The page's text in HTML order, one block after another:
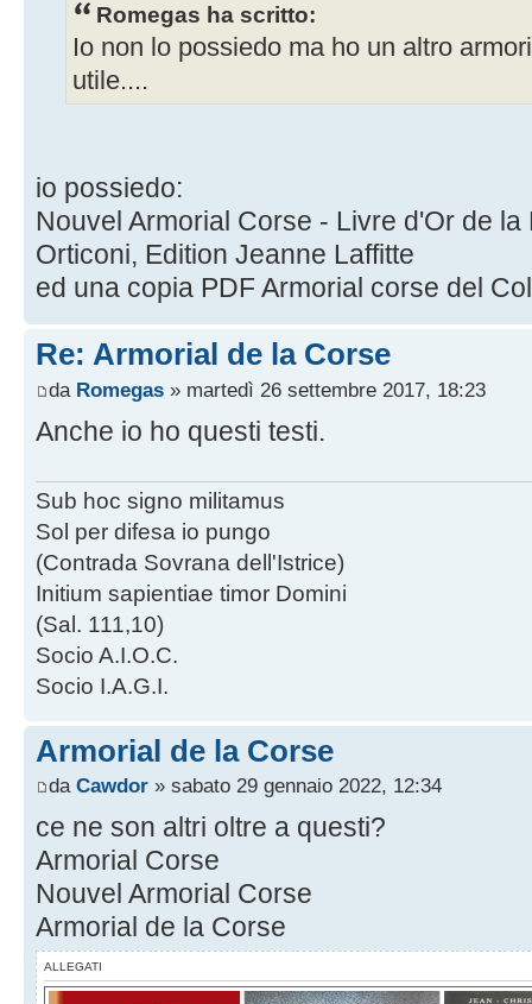
Romegas ha scritto:
Io non lo possiedo ma ho un altro
utile....
io possiedo:
Nouvel Armorial Corse - Livre d'Or de
Orticoni, Edition Jeanne Laffitte
ed una copia PDF Armorial corse del
Re: Armorial de la Corse
da Romegas » martedì 26 settembre 2017, 18:23
Anche io ho questi testi.
Sub hoc signo militamus
Sol per difesa io pungo
(Contrada Sovrana dell'Istrice)
Initium sapientiae timor Domini
(Sal. 111,10)
Socio A.I.O.C.
Socio I.A.G.I.
Armorial de la Corse
da Cawdor » sabato 29 gennaio 2022, 12:34
ce ne son altri oltre a questi?
Armorial Corse
Nouvel Armorial Corse
Armorial de la Corse
ALLEGATI